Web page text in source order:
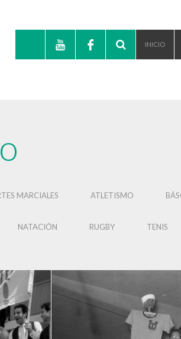
INICIO
MARCIALES ATLETISMO
NATACIÓN RUGBY TENIS